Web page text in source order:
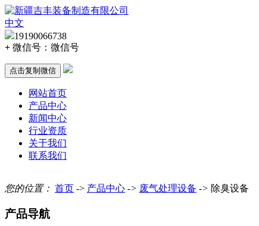
中文
19190066738
+ 微信号： 微信号
点击复制微信
网站首页
产品中心
新闻中心
行业资质
关于我们
联系我们
您的位置： 首页 -> 产品中心 -> 废气处理设备 -> 除臭设备
产品导航